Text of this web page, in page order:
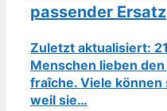
passender Ersatz
Zuletzt aktualisiert:
Menschen lieben
fraîche. Viele
weil sie…